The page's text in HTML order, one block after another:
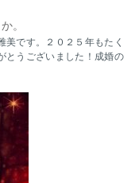
。
美です。２０２５年もたく
とうございました！成婚の